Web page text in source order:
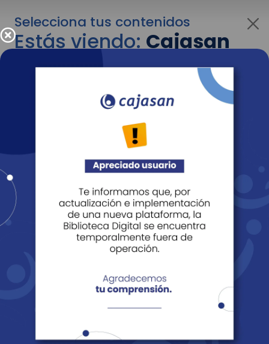
Selecciona tus contenidos
Estás viendo:Cajasan
para personas
Para cambiar al contenido de tu interés más
adelante recuerda utilizar el menú
Entendido
Revista Fácil Vivir
Sedes Directorio Servicios En Línea